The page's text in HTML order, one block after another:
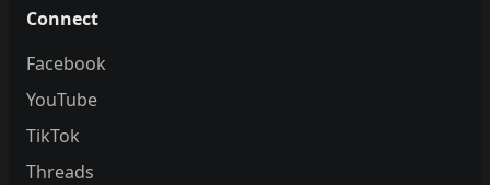
Connect
Facebook
YouTube
TikTok
Threads